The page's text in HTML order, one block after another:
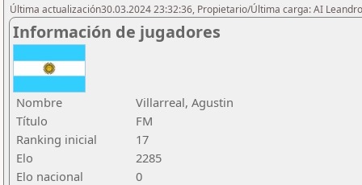
Última actualización30.03.2024 23:32:36, Propietario/Última carga: AI
Información de jugadores
Nombre
Villarreal, Agustin
Título
FM
Ranking inicial
17
Elo
2285
Elo nacional
0